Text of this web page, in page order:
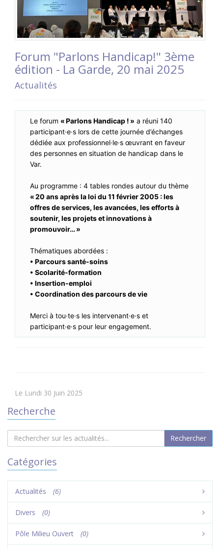
Forum "Parlons Handicap!" 3ème
édition - La Garde, 20 mai 2025
Actualités
Le forum « Parlons Handicap ! » a réuni 140
participant·e·s lors de cette journée d’échanges
dédiée aux professionnel·le·s œuvrant en faveur
des personnes en situation de handicap dans le
Var.
Au programme : 4 tables rondes autour du thème
« 20 ans après la loi du 11 février 2005 : les
offres de services, les avancées, les efforts à
soutenir, les projets et innovations à
promouvoir… »
Thématiques abordées :
• Parcours santé-soins
• Scolarité-formation
• Insertion-emploi
• Coordination des parcours de vie
Merci à tou·te·s les intervenant·e·s et
participant·e·s pour leur engagement.
Le Lundi 30 Juin 2025
Recherche
Catégories
Actualités (6)
Divers (0)
Pôle Milieu Ouvert (0)